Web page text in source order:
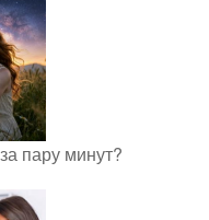
пару минут?